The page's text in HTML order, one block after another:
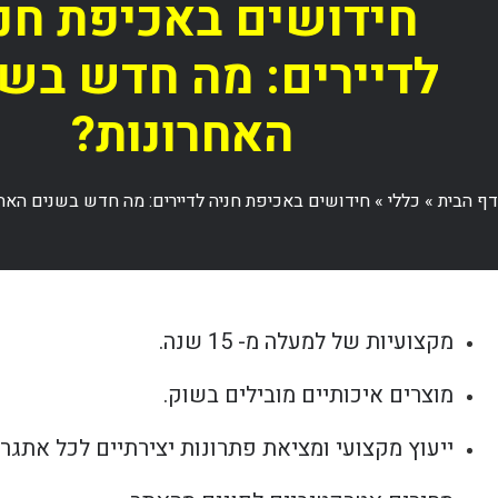
חידושים באכיפת
לדיירים: מה חדש
האחרונות?
דף הבית» כללי » חידושים באכיפת חניה לדיירים: מה חדש בשנים
מקצועיות של למעלה מ- 15 שנה.
מוצרים איכותיים מובילים בשוק.
ייעוץ מקצועי ומציאת פתרונות יצירתיים לכל